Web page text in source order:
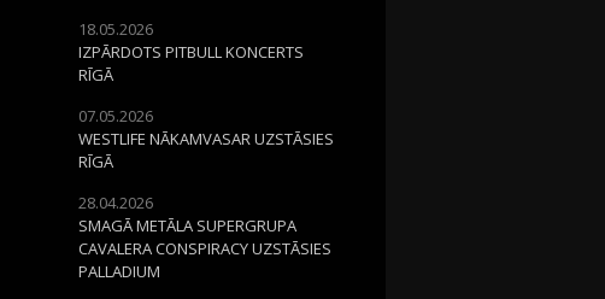
18.05.2026
IZPĀRDOTS PITBULL KONCERTS
RĪGĀ
07.05.2026
WESTLIFE NĀKAMVASAR UZSTĀSIES
RĪGĀ
28.04.2026
SMAGĀ METĀLA SUPERGRUPA
CAVALERA CONSPIRACY UZSTĀSIES
PALLADIUM